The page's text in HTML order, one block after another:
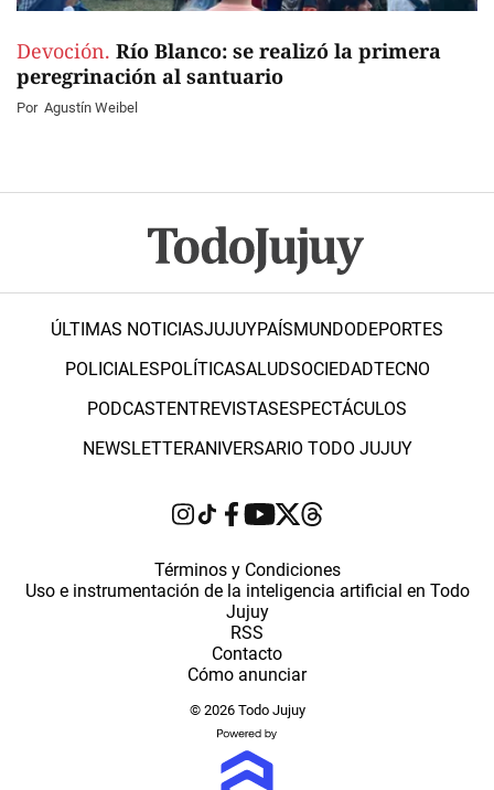
Devoción. Río Blanco: se realizó la primera
peregrinación al santuario
Por Agustín Weibel
ÚLTIMAS NOTICIASJUJUYPAÍSMUNDODEPORTES
POLICIALESPOLÍTICASALUDSOCIEDADTECNO
PODCASTENTREVISTASESPECTÁCULOS
NEWSLETTERANIVERSARIO TODO JUJUY
Términos y Condiciones
Uso e instrumentación de la inteligencia artificial en Todo
Jujuy
RSS
Contacto
Cómo anunciar
© 2026 Todo Jujuy